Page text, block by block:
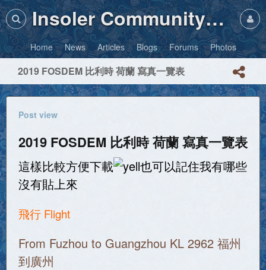
Insoler Community・Photos
Home News Articles Blogs Forums Photos
2019 FOSDEM 比利時 荷蘭 寫真一覽表
Post view
2019 FOSDEM 比利時 荷蘭 寫真一覽表
這樣比較方便下載
也可以記住我有哪些
沒有貼上來
飛行 Flight
From Fuzhou to Guangzhou KL 2962 福州
到廣州